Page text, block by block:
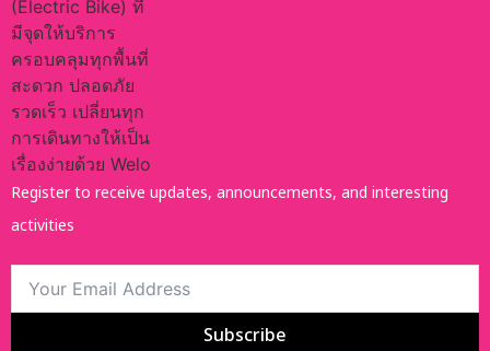
Register to receive updates, announcements, and interesting
activities
Subscribe